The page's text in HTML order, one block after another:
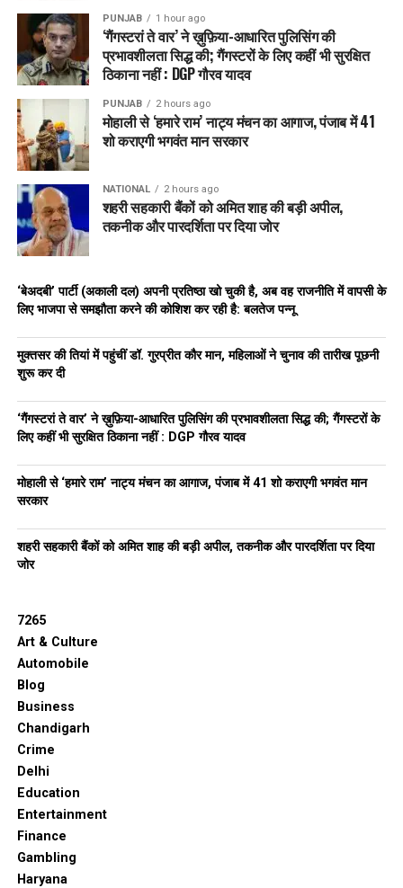
PUNJAB 1 hour ago
‘गैंगस्टरां ते वार’ ने ख़ुफ़िया-आधारित पुलिसिंग की
प्रभावशीलता सिद्ध की; गैंगस्टरों के लिए कहीं भी सुरक्षित
ठिकाना नहीं : DGP गौरव यादव
PUNJAB 2 hours ago
मोहाली से ‘हमारे राम’ नाट्य मंचन का आगाज, पंजाब में 41
शो कराएगी भगवंत मान सरकार
NATIONAL 2 hours ago
शहरी सहकारी बैंकों को अमित शाह की बड़ी अपील,
तकनीक और पारदर्शिता पर दिया जोर
‘बेअदबी’ पार्टी (अकाली दल) अपनी प्रतिष्ठा खो चुकी है, अब वह राजनीति में वापसी के
लिए भाजपा से समझौता करने की कोशिश कर रही है: बलतेज पन्नू
मुक्तसर की तियां में पहुंचीं डॉ. गुरप्रीत कौर मान, महिलाओं ने चुनाव की तारीख पूछनी
शुरू कर दी
‘गैंगस्टरां ते वार’ ने ख़ुफ़िया-आधारित पुलिसिंग की प्रभावशीलता सिद्ध की; गैंगस्टरों के
लिए कहीं भी सुरक्षित ठिकाना नहीं : DGP गौरव यादव
मोहाली से ‘हमारे राम’ नाट्य मंचन का आगाज, पंजाब में 41 शो कराएगी भगवंत मान
सरकार
शहरी सहकारी बैंकों को अमित शाह की बड़ी अपील, तकनीक और पारदर्शिता पर दिया
जोर
7265
Art & Culture
Automobile
Blog
Business
Chandigarh
Crime
Delhi
Education
Entertainment
Finance
Gambling
Haryana